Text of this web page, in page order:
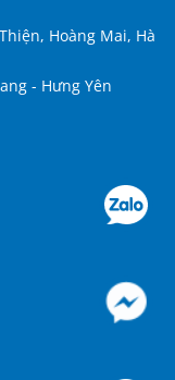
Hoàng Mai, Hà
- Hưng Yên